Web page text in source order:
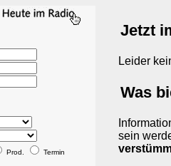
Prod.
Termin
Jetzt
Leider
Was
sein